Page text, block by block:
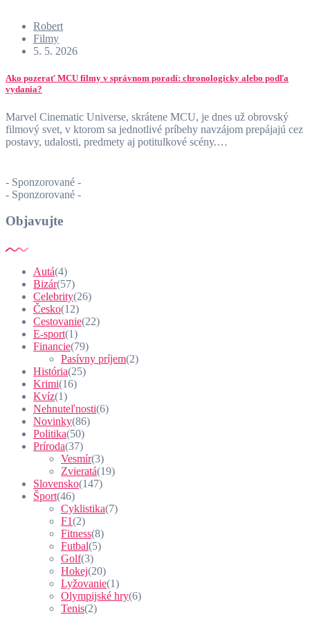
Robert
Filmy
5. 5. 2026
Ako pozerať MCU filmy v správnom poradí: chronologicky alebo podľa
vydania?
Marvel Cinematic Universe, skrátene MCU, je dnes už obrovský
filmový svet, v ktorom sa jednotlivé príbehy navzájom prepájajú cez
postavy, udalosti, predmety aj potitulkové scény.…
- Sponzorované -
- Sponzorované -
Objavujte
Autá(4)
Bizár(57)
Celebrity(26)
Česko(12)
Cestovanie(22)
E-sport(1)
Financie(79)
Pasívny príjem(2)
História(25)
Krimi(16)
Kvíz(1)
Nehnuteľnosti(6)
Novinky(86)
Politika(50)
Príroda(37)
Vesmír(3)
Zvieratá(19)
Slovensko(147)
Šport(46)
Cyklistika(7)
F1(2)
Fitness(8)
Futbal(5)
Golf(3)
Hokej(20)
Lyžovanie(1)
Olympijské hry(6)
Tenis(2)